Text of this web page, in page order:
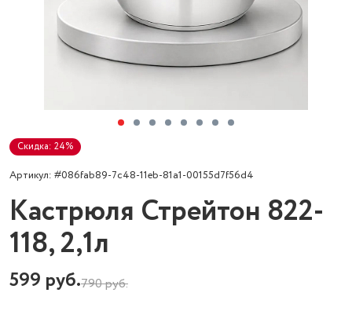
Скидка: 24%
Артикул: #086fab89-7c48-11eb-81a1-00155d7f56d4
Кастрюля Стрейтон 822-
118, 2,1л
599 руб.790руб.